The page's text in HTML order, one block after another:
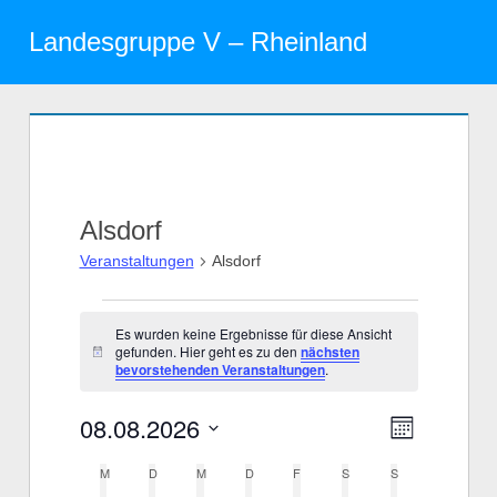
Inhalt
springen
Landesgruppe V – Rheinland
Alsdorf
Veranstaltungen Alsdorf
Veranstaltungen
Hinweis
Es wurden keine Ergebnisse für diese Ansicht
gefunden. Hier geht es zu dennächsten
bevorstehenden Veranstaltungen.
Monat
08.08.2026
Kalender
M MONTAG
DDIENSTAG
M MITTWOCH
DDONNERSTAG
F FREITAG
SSAMSTAG
SSONNTAG